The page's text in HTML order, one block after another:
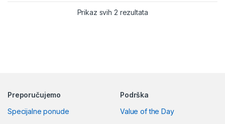
Prikaz svih 2 rezultata
Preporučujemo
Specijalne ponude
Podrška
Value of the Day